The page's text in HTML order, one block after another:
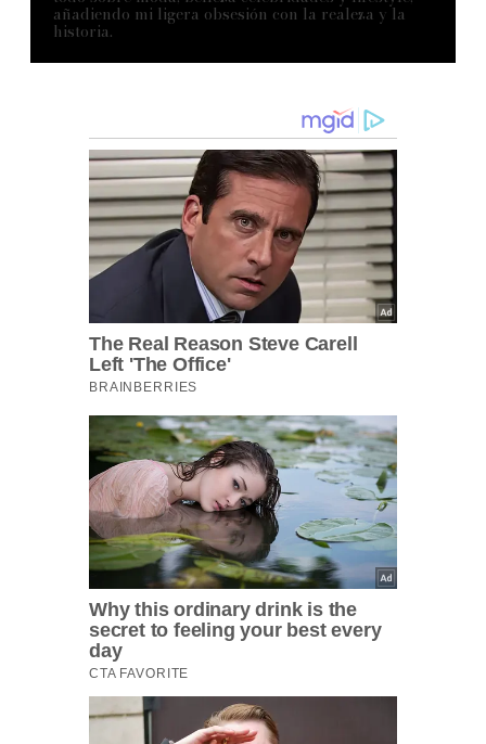
añadiendo mi ligera obsesión con la realeza y la
historia.